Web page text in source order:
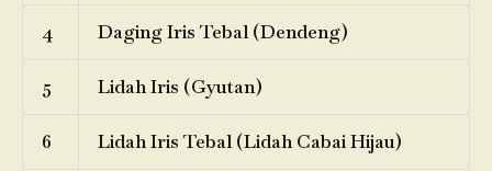
4 Daging Iris Tebal (Dendeng)
5 Lidah Iris (Gyutan)
6 Lidah Iris Tebal (Lidah Cabai Hijau)